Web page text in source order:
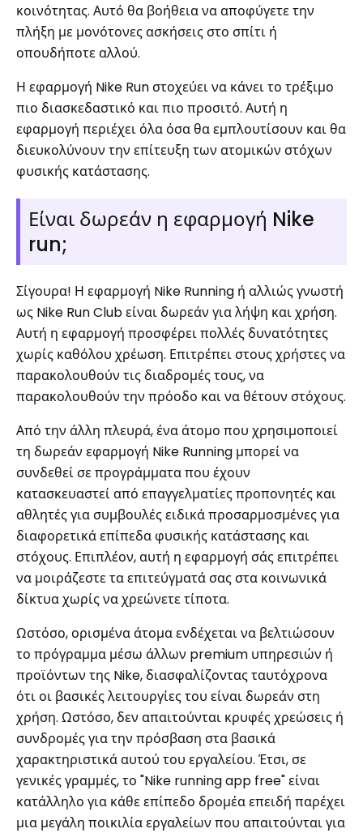
κοινότητας. Αυτό θα βοήθεια να αποφύγετε την
πλήξη με μονότονες ασκήσεις στο σπίτι ή
οπουδήποτε αλλού.
Η εφαρμογή Nike Run στοχεύει να κάνει το τρέξιμο
πιο διασκεδαστικό και πιο προσιτό. Αυτή η
εφαρμογή περιέχει όλα όσα θα εμπλουτίσουν και θα
διευκολύνουν την επίτευξη των ατομικών στόχων
φυσικής κατάστασης.
Είναι δωρεάν η εφαρμογή Nike
run;
Σίγουρα! Η εφαρμογή Nike Running ή αλλιώς γνωστή
ως Nike Run Club είναι δωρεάν για λήψη και χρήση.
Αυτή η εφαρμογή προσφέρει πολλές δυνατότητες
χωρίς καθόλου χρέωση. Επιτρέπει στους χρήστες να
παρακολουθούν τις διαδρομές τους, να
παρακολουθούν την πρόοδο και να θέτουν στόχους.
Από την άλλη πλευρά, ένα άτομο που χρησιμοποιεί
τη δωρεάν εφαρμογή Nike Running μπορεί να
συνδεθεί σε προγράμματα που έχουν
κατασκευαστεί από επαγγελματίες προπονητές και
αθλητές για συμβουλές ειδικά προσαρμοσμένες για
διαφορετικά επίπεδα φυσικής κατάστασης και
στόχους. Επιπλέον, αυτή η εφαρμογή σάς επιτρέπει
να μοιράζεστε τα επιτεύγματά σας στα κοινωνικά
δίκτυα χωρίς να χρεώνετε τίποτα.
Ωστόσο, ορισμένα άτομα ενδέχεται να βελτιώσουν
το πρόγραμμα μέσω άλλων premium υπηρεσιών ή
προϊόντων της Nike, διασφαλίζοντας ταυτόχρονα
ότι οι βασικές λειτουργίες του είναι δωρεάν στη
χρήση. Ωστόσο, δεν απαιτούνται κρυφές χρεώσεις ή
συνδρομές για την πρόσβαση στα βασικά
χαρακτηριστικά αυτού του εργαλείου. Έτσι, σε
γενικές γραμμές, το "Nike running app free" είναι
κατάλληλο για κάθε επίπεδο δρομέα επειδή παρέχει
μια μεγάλη ποικιλία εργαλείων που απαιτούνται για